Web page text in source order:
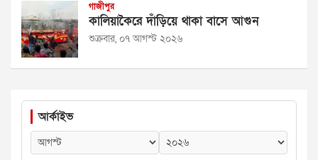
গাজীপুর
কালিয়াকৈরে দাঁড়িয়ে থাকা বাসে আগুন
শুক্রবার, ০৭ আগস্ট ২০২৬
আর্কাইভ